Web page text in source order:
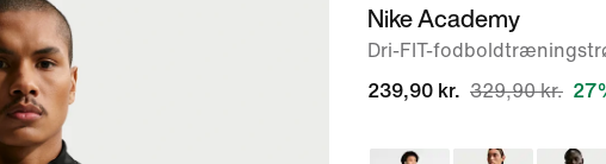
Nike Academy
Dri-FIT-
239,90 kr. 329,90 kr.